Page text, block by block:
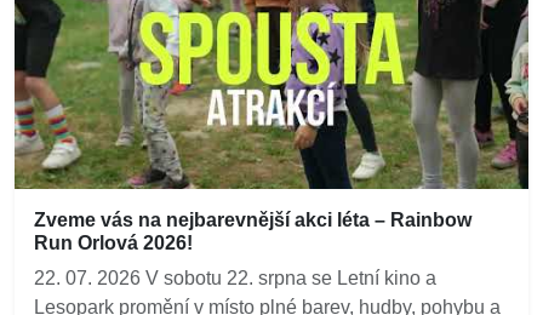
Zveme vás na nejbarevnější akci léta – Rainbow
Run Orlová 2026!
22. 07. 2026 V sobotu 22. srpna se Letní kino a
Lesopark promění v místo plné barev, hudby, pohybu a